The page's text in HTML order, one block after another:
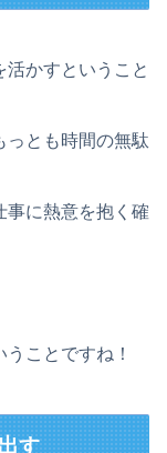
活かすということ
っとも時間の無駄
事に熱意を抱く確
ことですね！
す